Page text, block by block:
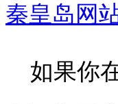
秦皇岛网
如果你